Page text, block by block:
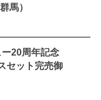
馬）
20周年記念
セット完売御